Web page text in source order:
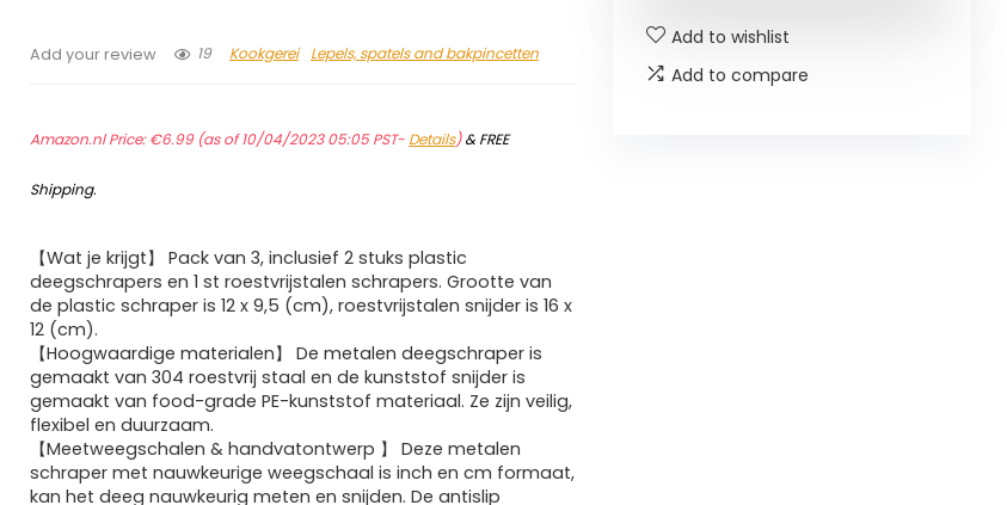
Add your review 19 Kookgerei Lepels, spatels and bakpincetten
Amazon.nl Price:€6.99(as of 10/04/2023 05:05 PST- Details)&FREE
Shipping.
【Wat je krijgt】 Pack van 3, inclusief 2 stuks plastic
deegschrapers en 1 st roestvrijstalen schrapers. Grootte van
de plastic schraper is 12 x 9,5 (cm), roestvrijstalen snijder is 16 x
12 (cm).
【Hoogwaardige materialen】 De metalen deegschraper is
gemaakt van 304 roestvrij staal en de kunststof snijder is
gemaakt van food-grade PE-kunststof materiaal. Ze zijn veilig,
flexibel en duurzaam.
【Meetweegschalen & handvatontwerp 】 Deze metalen
schraper met nauwkeurige weegschaal is inch en cm formaat,
kan het deeg nauwkeurig meten en snijden. De antislip
Add to wishlist
Add to compare